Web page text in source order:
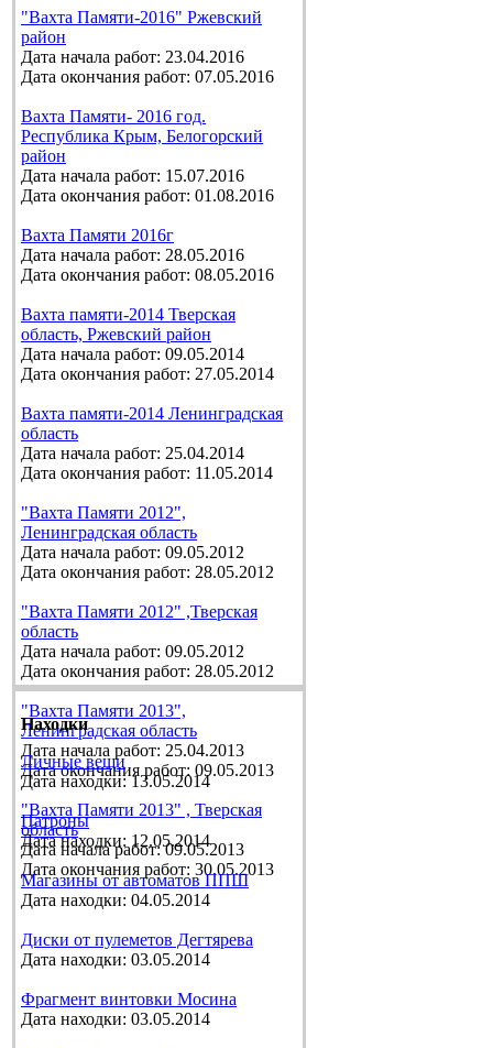
"Вахта Памяти-2016" Ржевский
район
Дата начала работ: 23.04.2016
Дата окончания работ: 07.05.2016
Вахта Памяти- 2016 год.
Республика Крым, Белогорский
район
Дата начала работ: 15.07.2016
Дата окончания работ: 01.08.2016
Вахта Памяти 2016г
Дата начала работ: 28.05.2016
Дата окончания работ: 08.05.2016
Вахта памяти-2014 Тверская
область, Ржевский район
Дата начала работ: 09.05.2014
Дата окончания работ: 27.05.2014
Вахта памяти-2014 Ленинградская
область
Дата начала работ: 25.04.2014
Дата окончания работ: 11.05.2014
"Вахта Памяти 2012",
Ленинградская область
Дата начала работ: 09.05.2012
Дата окончания работ: 28.05.2012
"Вахта Памяти 2012" ,Тверская
область
Дата начала работ: 09.05.2012
Дата окончания работ: 28.05.2012
"Вахта Памяти 2013",
Ленинградская область
Дата начала работ: 25.04.2013
Дата окончания работ: 09.05.2013
"Вахта Памяти 2013" , Тверская
область
Дата начала работ: 09.05.2013
Дата окончания работ: 30.05.2013
Находки
Личные вещи
Дата находки: 13.05.2014
Патроны
Дата находки: 12.05.2014
Магазины от автоматов ППШ
Дата находки: 04.05.2014
Диски от пулеметов Дегтярева
Дата находки: 03.05.2014
Фрагмент винтовки Мосина
Дата находки: 03.05.2014